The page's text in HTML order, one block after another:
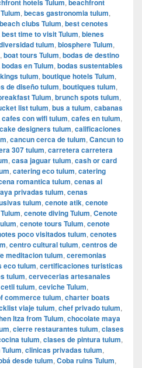
hotels Tulum beachfront
, becas gastronomia tulum,
clubs Tulum, best cenotes
best time to visit Tulum, bienes
tulum, biosphere Tulum,
, boat tours Tulum, bodas de destino
bodas en Tulum, bodas sustentables
tulum, boutique hotels Tulum,
de diseño tulum, boutiques tulum,
Tulum, brunch spots tulum,
list tulum, bus a tulum, cabanas
cafes con wifi tulum, cafes en tulum,
cake designers tulum, calificaciones
, cancun cerca de tulum, Cancun to
307 tulum, carretera carretera
, casa jaguar tulum, cash or card
, catering eco tulum, catering
romantica tulum, cenas al
privadas tulum, cenas
tulum, cenote atik, cenote
, cenote diving Tulum, Cenote
, cenote tours Tulum, cenote
poco visitados tulum, cenotes
, centro cultural tulum, centros de
meditacion tulum, ceremonias
eco tulum, certificaciones turisticas
tulum, cervecerias artesanales
cetli tulum, ceviche Tulum,
commerce tulum, charter boats
viaje tulum, chef privado tulum,
Itza from Tulum, chocolate maya
, cierre restaurantes tulum, clases
tulum, clases de pintura tulum,
, clinicas privadas tulum,
desde tulum, Coba ruins Tulum,